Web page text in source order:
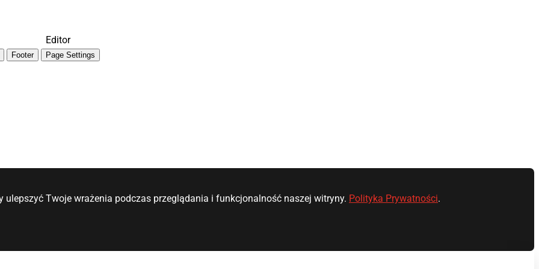
Editor
Footer Page Settings
Twoje wrażenia podczas przeglądania i funkcjonalność naszej witryny. Polityka Prywatności.